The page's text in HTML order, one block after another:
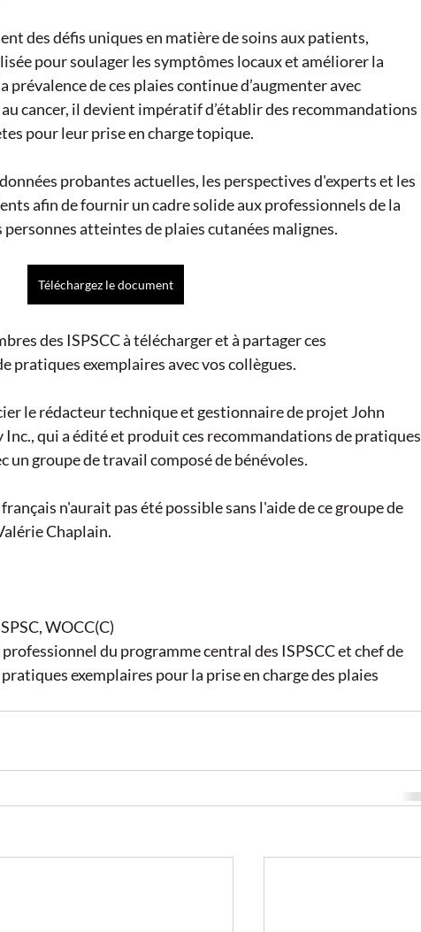
des défis uniques en matière de soins aux patients,
pour soulager les symptômes locaux et améliorer la
prévalence de ces plaies continue d’augmenter avec
cancer, il devient impératif d’établir des recommandations
pour leur prise en charge topique.
probantes actuelles, les perspectives d'experts et les
afin de fournir un cadre solide aux professionnels de la
personnes atteintes de plaies cutanées malignes.
Téléchargez le document
des ISPSCC à télécharger et à partager ces
pratiques exemplaires avec vos collègues.
le rédacteur technique et gestionnaire de projet John
qui a édité et produit ces recommandations de pratiques
un groupe de travail composé de bénévoles.
n'aurait pas été possible sans l'aide de ce groupe de
Chaplain.
WOCC(C)
du programme central des ISPSCC et chef de
exemplaires pour la prise en charge des plaies